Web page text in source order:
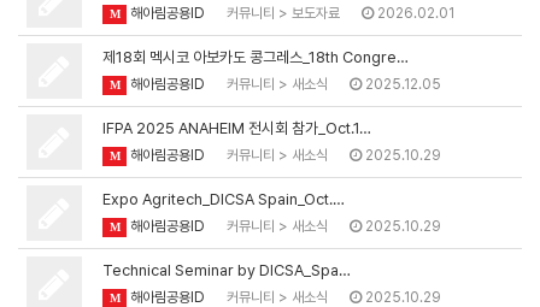
M 해아림공용ID 커뮤니티 > 보도자료 2026.02.01
제18회 멕시코 아보카도 콩그레스_18th Congre…
M 해아림공용ID 커뮤니티 > 새소식 2025.12.05
IFPA 2025 ANAHEIM 전시회 참가_Oct.1…
M 해아림공용ID 커뮤니티 > 새소식 2025.10.29
Expo Agritech_DICSA Spain_Oct.…
M 해아림공용ID 커뮤니티 > 새소식 2025.10.29
Technical Seminar by DICSA_Spa…
M 해아림공용ID 커뮤니티 > 새소식 2025.10.29